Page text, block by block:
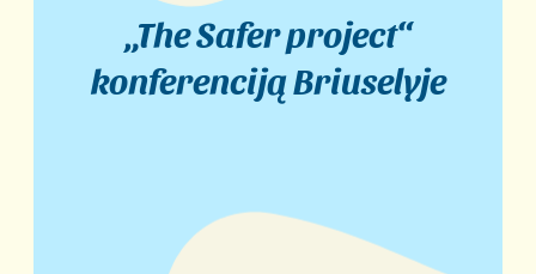
„The Safer project“
konferenciją Briuselyje